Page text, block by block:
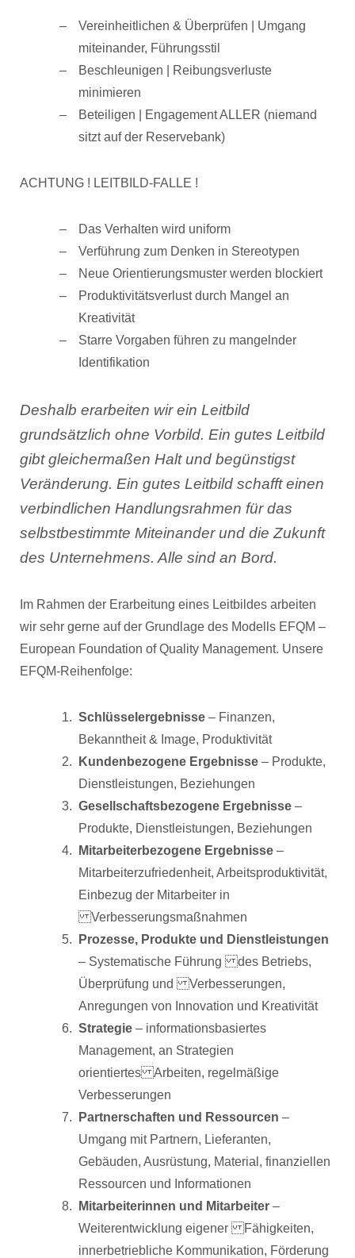
Vereinheitlichen & Überprüfen | Umgang
miteinander, Führungsstil
Beschleunigen | Reibungsverluste
minimieren
Beteiligen | Engagement ALLER (niemand
sitzt auf der Reservebank)
ACHTUNG ! LEITBILD-FALLE !
Das Verhalten wird uniform
Verführung zum Denken in Stereotypen
Neue Orientierungsmuster werden blockiert
Produktivitätsverlust durch Mangel an
Kreativität
Starre Vorgaben führen zu mangelnder
Identifikation
Deshalb erarbeiten wir ein Leitbild
grundsätzlich ohne Vorbild. Ein gutes Leitbild
gibt gleichermaßen Halt und begünstigst
Veränderung. Ein gutes Leitbild schafft einen
verbindlichen Handlungsrahmen für das
selbstbestimmte Miteinander und die Zukunft
des Unternehmens. Alle sind an Bord.
Im Rahmen der Erarbeitung eines Leitbildes arbeiten
wir sehr gerne auf der Grundlage des Modells EFQM –
European Foundation of Quality Management. Unsere
EFQM-Reihenfolge:
Schlüsselergebnisse – Finanzen,
Bekanntheit & Image, Produktivität
Kundenbezogene Ergebnisse – Produkte,
Dienstleistungen, Beziehungen
Gesellschaftsbezogene Ergebnisse –
Produkte, Dienstleistungen, Beziehungen
Mitarbeiterbezogene Ergebnisse –
Mitarbeiterzufriedenheit, Arbeitsproduktivität,
Einbezug der Mitarbeiter in
Verbesserungsmaßnahmen
Prozesse, Produkte und Dienstleistungen
– Systematische Führung des Betriebs,
Überprüfung und Verbesserungen,
Anregungen von Innovation und Kreativität
Strategie – informationsbasiertes
Management, an Strategien
orientiertes Arbeiten, regelmäßige
Verbesserungen
Partnerschaften und Ressourcen –
Umgang mit Partnern, Lieferanten,
Gebäuden, Ausrüstung, Material, finanziellen
Ressourcen und Informationen
Mitarbeiterinnen und Mitarbeiter –
Weiterentwicklung eigener Fähigkeiten,
innerbetriebliche Kommunikation, Förderung